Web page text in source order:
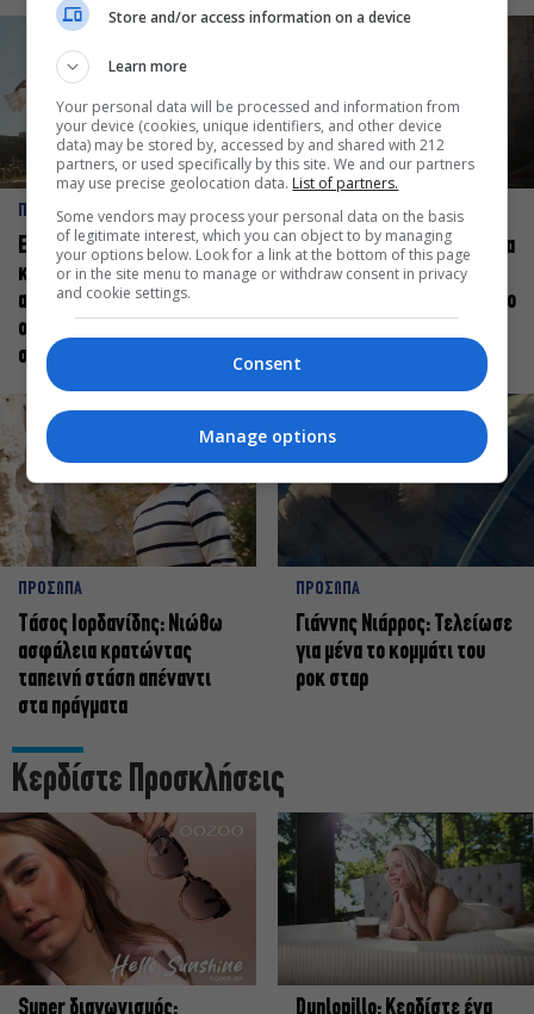
ΠΡΟΣΩΠΑ
Ελεάνα Ανδρεούδη: Κάθε
καλλιτέχνης όταν
ανεβαίνει στη σκηνή
οφείλει να αισθάνεται
σταρ
ΠΡΟΣΩΠΑ
Βαγγέλης Μπίκος: Έμαθα να
δίνω αξία στο ποιος είμαι
πάνω στη σκηνή και όχι στο
ΠΡΟΣΩΠΑ
Tάσος Ιορδανίδης: Νιώθω
ασφάλεια κρατώντας
ταπεινή στάση απέναντι
στα πράγματα
ΠΡΟΣΩΠΑ
Γιάννης Νιάρρος: Τελείωσε
για μένα το κομμάτι του
ροκ σταρ
Κερδίστε Προσκλήσεις
Super διαγωνισμός:
Dunlopillo: Κερδίστε ένα
Store and/or access information on a device
Learn more
Your personal data will be processed and information from
your device (cookies, unique identifiers, and other device
data) may be stored by, accessed by and shared with 212
partners, or used specifically by this site. We and our partners
may use precise geolocation data. List of partners.
Some vendors may process your personal data on the basis
of legitimate interest, which you can object to by managing
your options below. Look for a link at the bottom of this page
or in the site menu to manage or withdraw consent in privacy
and cookie settings.
Consent
Manage options